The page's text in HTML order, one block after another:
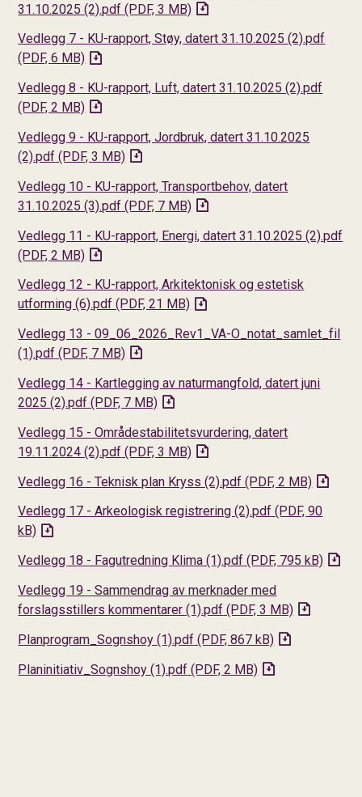
31.10.2025 (2).pdf (PDF, 3 MB)
Vedlegg 7 - KU-rapport, Støy, datert 31.10.2025 (2).pdf
(PDF, 6 MB)
Vedlegg 8 - KU-rapport, Luft, datert 31.10.2025 (2).pdf
(PDF, 2 MB)
Vedlegg 9 - KU-rapport, Jordbruk, datert 31.10.2025
(2).pdf (PDF, 3 MB)
Vedlegg 10 - KU-rapport, Transportbehov, datert
31.10.2025 (3).pdf (PDF, 7 MB)
Vedlegg 11 - KU-rapport, Energi, datert 31.10.2025 (2).pdf
(PDF, 2 MB)
Vedlegg 12 - KU-rapport, Arkitektonisk og estetisk
utforming (6).pdf (PDF, 21 MB)
Vedlegg 13 - 09_06_2026_Rev1_VA-O_notat_samlet_fil
(1).pdf (PDF, 7 MB)
Vedlegg 14 - Kartlegging av naturmangfold, datert juni
2025 (2).pdf (PDF, 7 MB)
Vedlegg 15 - Områdestabilitetsvurdering, datert
19.11.2024 (2).pdf (PDF, 3 MB)
Vedlegg 16 - Teknisk plan Kryss (2).pdf (PDF, 2 MB)
Vedlegg 17 - Arkeologisk registrering (2).pdf (PDF, 90
kB)
Vedlegg 18 - Fagutredning Klima (1).pdf (PDF, 795 kB)
Vedlegg 19 - Sammendrag av merknader med
forslagsstillers kommentarer (1).pdf (PDF, 3 MB)
Planprogram_Sognshoy (1).pdf (PDF, 867 kB)
Planinitiativ_Sognshoy (1).pdf (PDF, 2 MB)